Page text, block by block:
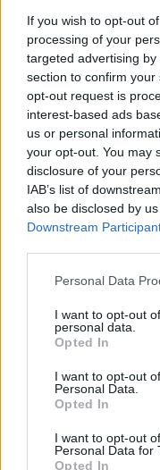
If you wish to opt-out
processing of your
targeted advertising
section to confirm
opt-out request is
interest-based ads
us or personal
your opt-out. You may
disclosure of your
IAB’s list of
also be disclosed by
Downstream
Please note that this
not limited to your visit
grant or deny consent
use your data for
consent section.
Personal Data
I want to opt-out
personal data.
Opted In
I want to opt-out
Personal Data.
Opted In
I want to opt-out
Personal Data for
Opted In
Bozsik: "Nem
inkább a
7 ponttal
10 forduló után alig
adta át a
nem érzi úgy, hogy
eredményesebben
A forduló
Biztatóan indult a
Mosonmagyaróvár
együttese gyorsan
Budafoki MTE
gólokat szerzett a
gyorsan
már át is vették a